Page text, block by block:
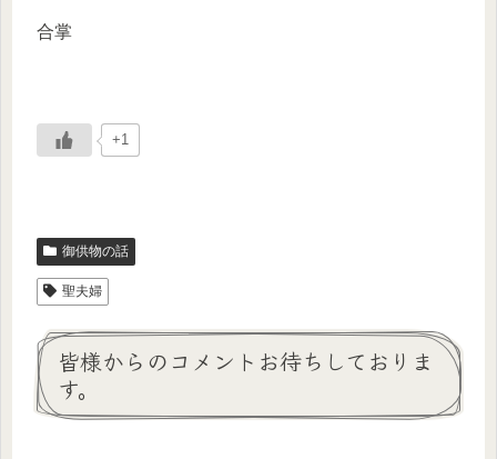
合掌
+1
御供物の話
聖夫婦
皆様からのコメントお待ちしておりま
す。